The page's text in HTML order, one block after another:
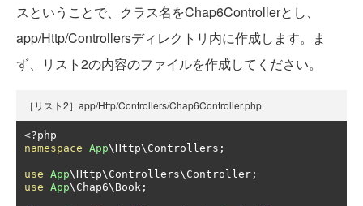
スということで、クラス名をChap6Controllerとし、
app/Http/Controllersディレクトリ内に作成します。ま
ず、リスト2の内容のファイルを作成してください。
［リスト2］app/Http/Controllers/Chap6Controller.php
<?
namespace App\Http\Controllers ;
use App\Http\Controllers\Controller ;
use App\Chap6\Book ;